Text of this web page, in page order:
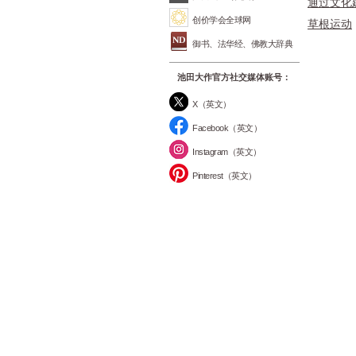
创价学会全球网
御书、法华经、佛教大辞典
池田大作官方社交媒体账号：
X（英文）
Facebook（英文）
Instagram（英文）
Pinterest（英文）
草根运动